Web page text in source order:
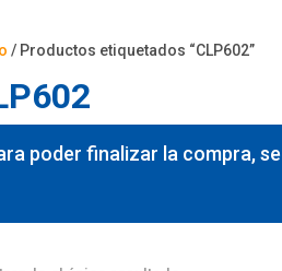
/ Productos etiquetados “CLP602”
poder finalizar la compra,